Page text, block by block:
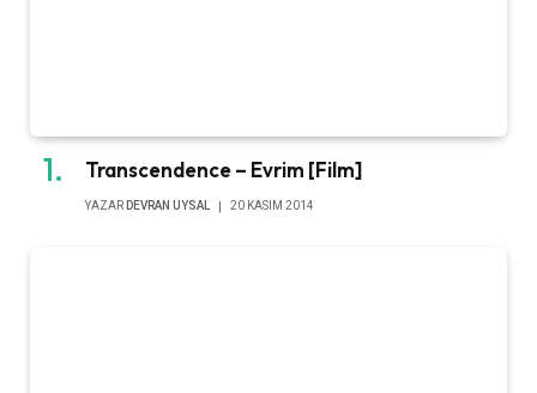
Transcendence – Evrim [Film]
YAZAR DEVRAN UYSAL 20 KASIM 2014